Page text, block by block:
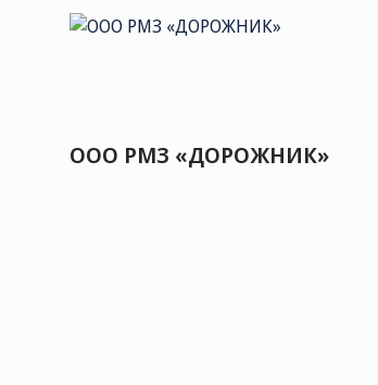
ООО РМЗ «ДОРОЖНИК»